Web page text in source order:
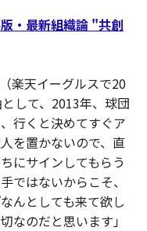
・最新組織論 "共創
楽天イーグルスで20
して、2013年、球団
行くと決めてすぐア
を置かないので、直
にサインしてもらう
ではないからこそ、
んとしても来て欲し
なのだと思います」